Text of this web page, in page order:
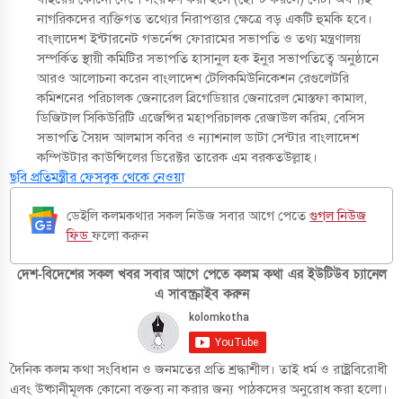
নাগরিকদের ব্যক্তিগত তথ্যের নিরাপত্তার ক্ষেত্রে বড় একটি হুমকি হবে।
বাংলাদেশ ইন্টারনেট গভর্নেন্স ফোরামের সভাপতি ও তথ্য মন্ত্রণালয়
সম্পর্কিত স্থায়ী কমিটির সভাপতি হাসানুল হক ইনুর সভাপতিত্বে অনুষ্ঠানে
আরও আলোচনা করেন বাংলাদেশ টেলিকমিউনিকেশন রেগুলেটরি
কমিশনের পরিচালক জেনারেল ব্রিগেডিয়ার জেনারেল মোস্তফা কামাল,
ডিজিটাল সিকিউরিটি এজেন্সির মহাপরিচালক রেজাউল করিম, বেসিস
সভাপতি সৈয়দ আলমাস কবির ও ন্যাশনাল ডাটা সেন্টার বাংলাদেশ
কম্পিউটার কাউন্সিলের ডিরেক্টর তারেক এম বরকতউল্লাহ।
ছবি প্রতিমন্ত্রীর ফেসবুক থেকে নেওয়া
ডেইলি কলমকথার সকল নিউজ সবার আগে পেতেগুগল নিউজ
ফিডফলো করুন
দেশ-বিদেশের সকল খবর সবার আগে পেতে কলম কথা এর ইউটিউব চ্যানেল
এ সাবস্ক্রাইব করুন
দৈনিক কলম কথা সংবিধান ও জনমতের প্রতি শ্রদ্ধাশীল। তাই ধর্ম ও রাষ্ট্রবিরোধী
এবং উষ্কানীমূলক কোনো বক্তব্য না করার জন্য পাঠকদের অনুরোধ করা হলো।